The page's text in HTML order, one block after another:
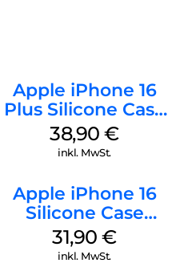
Apple iPhone 16
Plus Silicone Case
MagSafe Denim
38,90€
inkl. MwSt.
Apple iPhone 16
Silicone Case
MagSafe Fuchsia
31,90€
inkl. MwSt.